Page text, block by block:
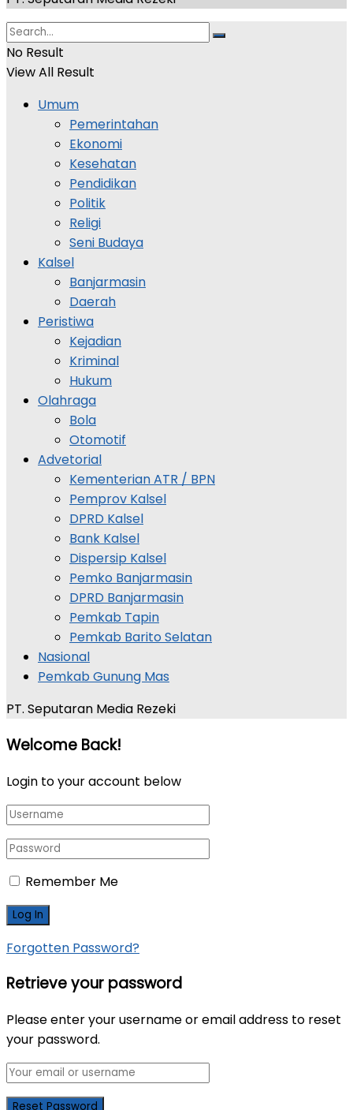
No Result
View All Result
Umum
Pemerintahan
Ekonomi
Kesehatan
Pendidikan
Politik
Religi
Seni Budaya
Kalsel
Banjarmasin
Daerah
Peristiwa
Kejadian
Kriminal
Hukum
Olahraga
Bola
Otomotif
Advetorial
Kementerian ATR / BPN
Pemprov Kalsel
DPRD Kalsel
Bank Kalsel
Dispersip Kalsel
Pemko Banjarmasin
DPRD Banjarmasin
Pemkab Tapin
Pemkab Barito Selatan
Nasional
Pemkab Gunung Mas
PT. Seputaran Media Rezeki
Welcome Back!
Login to your account below
Remember Me
Forgotten Password?
Retrieve your password
Please enter your username or email address to reset
your password.